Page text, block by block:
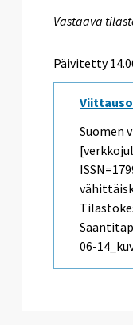
Vastaava
Päivitetty
Suomen
06-